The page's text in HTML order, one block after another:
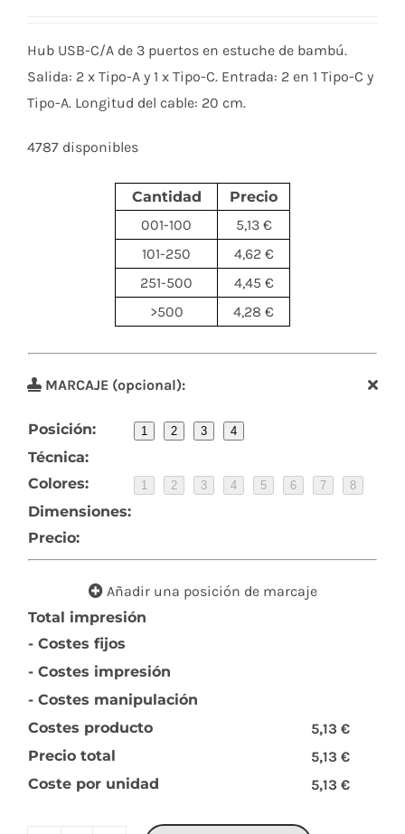
Hub USB-C/A de 3 puertos en estuche de bambú.
Salida: 2 x Tipo-A y 1 x Tipo-C. Entrada: 2 en 1 Tipo-C y
Tipo-A. Longitud del cable: 20 cm.
4787 disponibles
Cantidad
Precio
001-100
5,13 €
101-250
4,62 €
251-500
4,45 €
>500
4,28 €
MARCAJE (opcional):
Posición: 1 2 3 4
Técnica:
Colores:
1 2 3 4 5 6 7 8
Dimensiones:
Precio:
Añadir una posición de marcaje
Total impresión
- Costes fijos
- Costes impresión
- Costes manipulación
Costes producto
5,13 €
Precio total
5,13 €
Coste por unidad
5,13 €